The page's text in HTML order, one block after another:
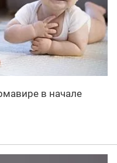
в начале